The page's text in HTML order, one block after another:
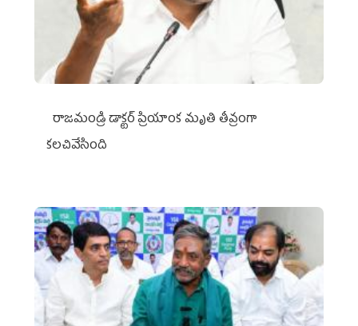
రాజమండ్రి డాక్టర్‌ ప్రియాంక మృతి తీవ్రంగా
కలచివేసింది